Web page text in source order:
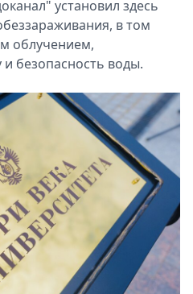
установил здесь
в том
облучением,
безопасность воды.